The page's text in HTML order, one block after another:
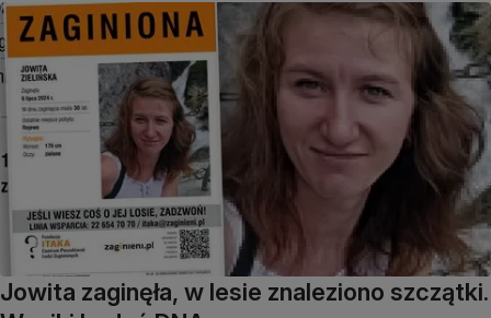
Jowita zaginęła, w lesie znaleziono szczątki.